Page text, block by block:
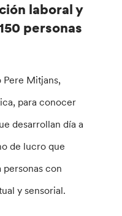
laboral y
personas
Pere Mitjans,
para conocer
desarrollan día a
de lucro que
con
y sensorial.